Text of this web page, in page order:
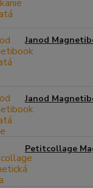
Janod
Janod
Petitcollage